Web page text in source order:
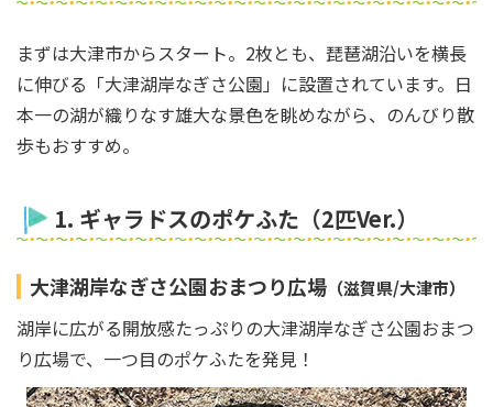
まずは大津市からスタート。2枚とも、琵琶湖沿いを横長
に伸びる「大津湖岸なぎさ公園」に設置されています。日
本一の湖が織りなす雄大な景色を眺めながら、のんびり散
歩もおすすめ。
1. ギャラドスのポケふた（2匹Ver.）
大津湖岸なぎさ公園おまつり広場 （滋賀県/大津市）
湖岸に広がる開放感たっぷりの大津湖岸なぎさ公園おまつ
り広場で、一つ目のポケふたを発見！